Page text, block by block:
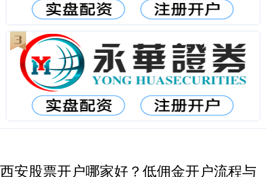
西安股票开户哪家好？低佣金开户流程与